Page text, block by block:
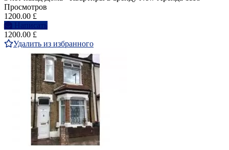
Просмотров
1200.00 £
Написать
1200.00 £
Удалить из избранного